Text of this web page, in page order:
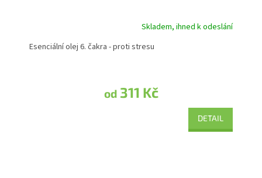
Průměrné hodnocení produktu je 5,0 z 5 hvězdiček.
Skladem, ihned k odeslání
od311 Kč
DETAIL
Esenciální olej 6. čakra - proti stresu